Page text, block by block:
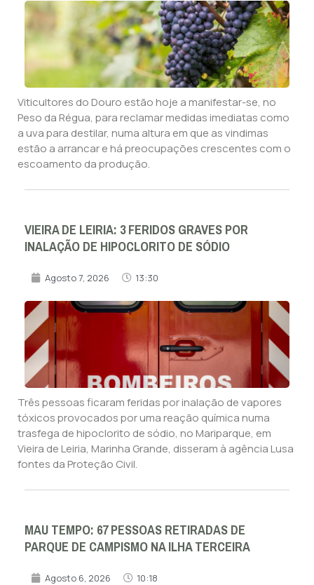
Viticultores do Douro estão hoje a manifestar-se, no
Peso da Régua, para reclamar medidas imediatas como
a uva para destilar, numa altura em que as vindimas
estão a arrancar e há preocupações crescentes com o
escoamento da produção.
VIEIRA DE LEIRIA: 3 FERIDOS GRAVES POR
INALAÇÃO DE HIPOCLORITO DE SÓDIO
Agosto 7, 2026 13:30
Três pessoas ficaram feridas por inalação de vapores
tóxicos provocados por uma reação química numa
trasfega de hipoclorito de sódio, no Mariparque, em
Vieira de Leiria, Marinha Grande, disseram à agência Lusa
fontes da Proteção Civil.
MAU TEMPO: 67 PESSOAS RETIRADAS DE
PARQUE DE CAMPISMO NA ILHA TERCEIRA
Agosto 6, 2026 10:18